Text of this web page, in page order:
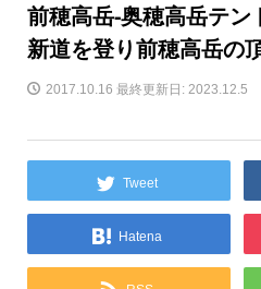
前穂高岳‐奥穂高岳テ
新道を登り前穂高岳の
2017.10.16 最終更新日: 2023.12.5
Tweet
Hatena